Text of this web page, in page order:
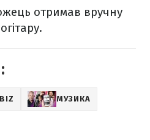
отримав вручну
МУЗИКА